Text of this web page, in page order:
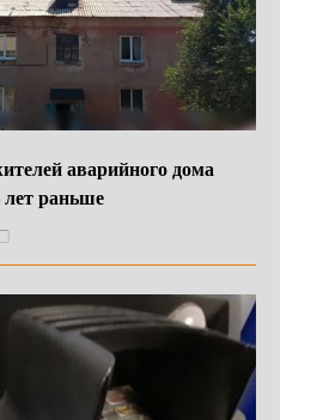
аварийного дома
лет раньше